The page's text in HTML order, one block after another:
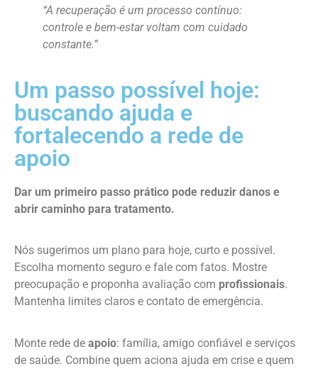
“A recuperação é um processo contínuo:
controle e bem-estar voltam com cuidado
constante.”
Um passo possível hoje:
buscando ajuda e
fortalecendo a rede de
apoio
Dar um primeiro passo prático pode reduzir danos e
abrir caminho para tratamento.
Nós sugerimos um plano para hoje, curto e possível.
Escolha momento seguro e fale com fatos. Mostre
preocupação e proponha avaliação com profissionais.
Mantenha limites claros e contato de emergência.
Monte rede de apoio: família, amigo confiável e serviços
de saúde. Combine quem aciona ajuda em crise e quem